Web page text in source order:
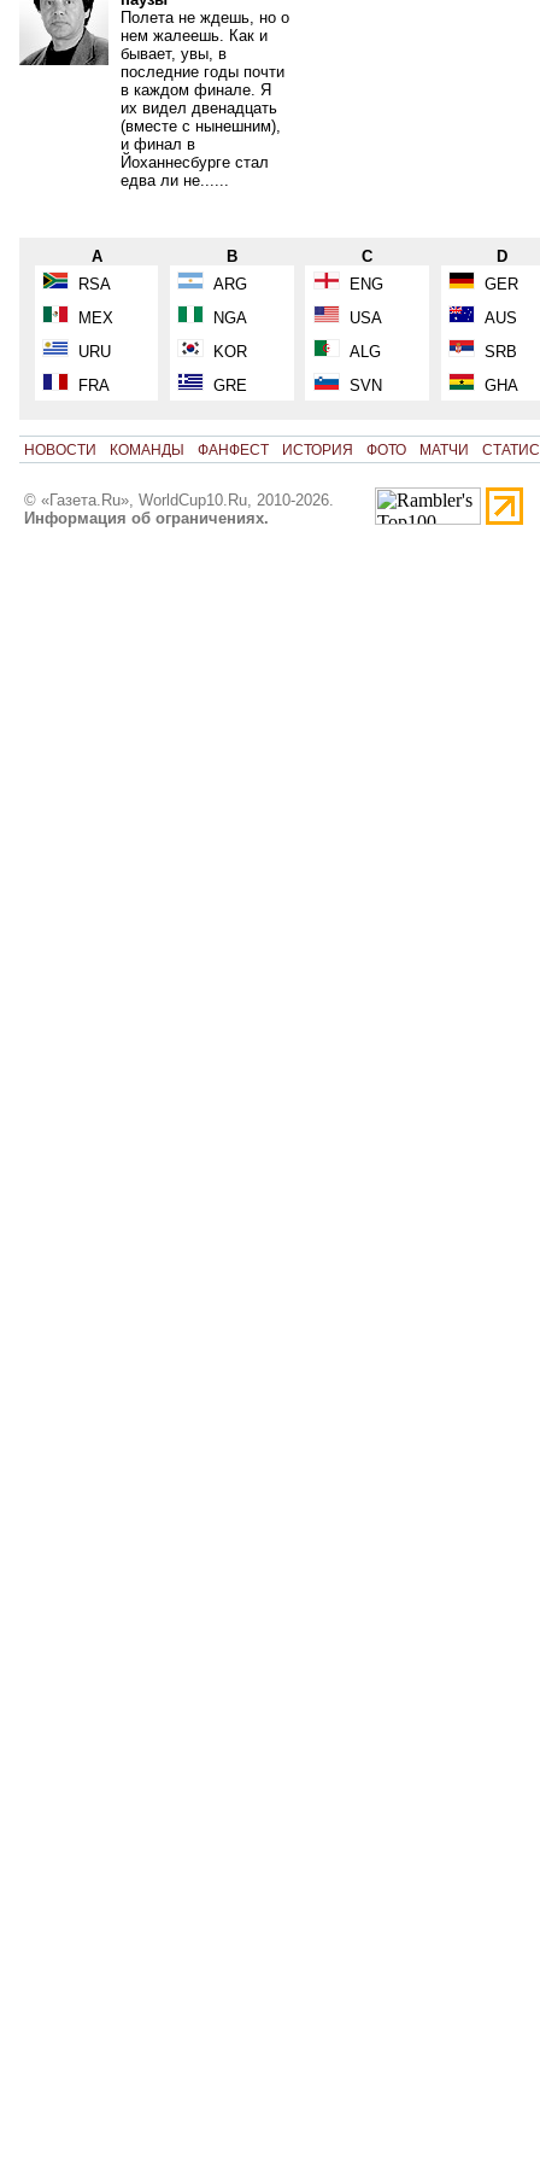
Полета не ждешь, но о
нем жалеешь. Как и
бывает, увы, в
последние годы почти
в каждом финале. Я
их видел двенадцать
(вместе с нынешним),
и финал в
Йоханнесбурге стал
едва ли не......
A
RSA
MEX
URU
FRA
B
ARG
NGA
KOR
GRE
C
ENG
USA
ALG
SVN
D
GER
AUS
SRB
GHA
НОВОСТИ КОМАНДЫ ФАНФЕСТ ИСТОРИЯ ФОТО МАТЧИ
© «Газета.Ru», WorldCup10.Ru, 2010-2026.
Информация об ограничениях.